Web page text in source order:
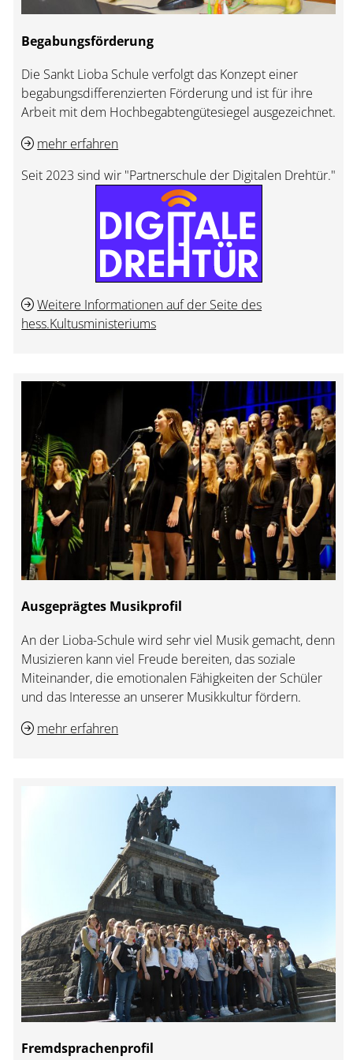
Begabungsförderung
Die Sankt Lioba Schule verfolgt das Konzept einer
begabungsdifferenzierten Förderung und ist für ihre
Arbeit mit dem Hochbegabtengütesiegel ausgezeichnet.
mehr erfahren
Seit 2023 sind wir "Partnerschule der Digitalen Drehtür."
Weitere Informationen auf der Seite des
hess.Kultusministeriums
Ausgeprägtes Musikprofil
An der Lioba-Schule wird sehr viel Musik gemacht, denn
Musizieren kann viel Freude bereiten, das soziale
Miteinander, die emotionalen Fähigkeiten der Schüler
und das Interesse an unserer Musikkultur fördern.
mehr erfahren
Fremdsprachenprofil